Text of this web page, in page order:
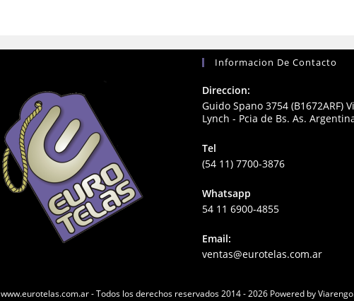
Informacion De Contacto
Direccion:
Guido Spano 3754 (B1672ARF)
Lynch - Pcia de Bs. As.
Tel
(54 11) 7700-3876
Whatsapp
54 11 6900-4855
Email:
ventas@eurotelas.com.arOpens
www.eurotelas.com.ar - Todos los derechos reservados 2014 - 2026 Powered by